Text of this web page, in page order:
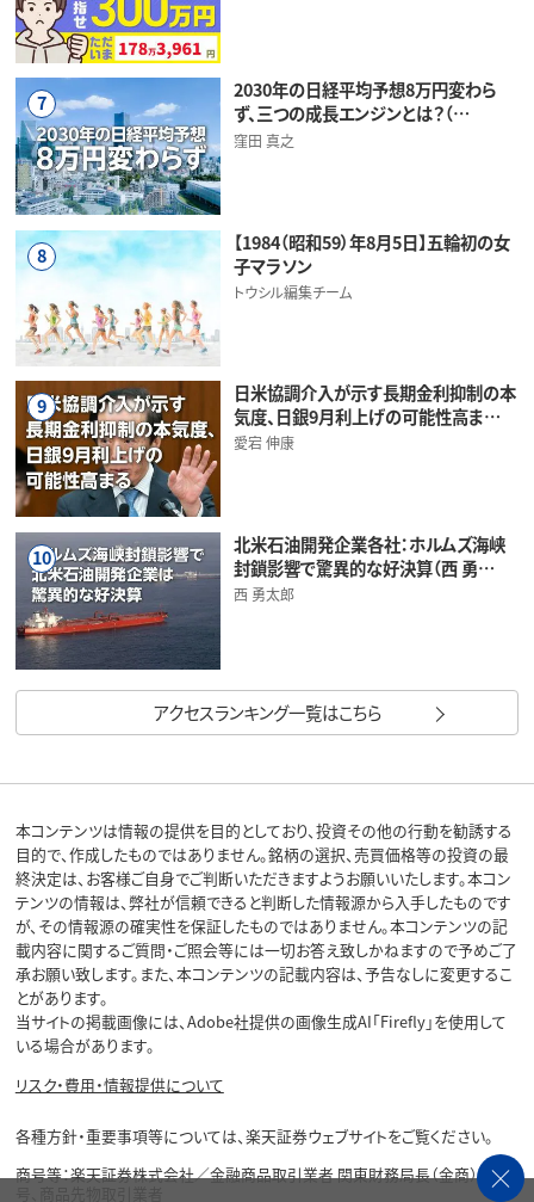
7
2030年の日経平均予想8万円変わら
ず、三つの成長エンジンとは？（…
窪田 真之
8
【1984（昭和59）年8月5日】五輪初の女
子マラソン
トウシル編集チーム
9
日米協調介入が示す長期金利抑制の本
気度、日銀9月利上げの可能性高ま…
愛宕 伸康
10
北米石油開発企業各社：ホルムズ海峡
封鎖影響で驚異的な好決算（西 勇…
西 勇太郎
アクセスランキング一覧はこちら
本コンテンツは情報の提供を目的としており、投資その他の行動を勧誘する
目的で、作成したものではありません。銘柄の選択、売買価格等の投資の最
終決定は、お客様ご自身でご判断いただきますようお願いいたします。本コン
テンツの情報は、弊社が信頼できると判断した情報源から入手したものです
が、その情報源の確実性を保証したものではありません。本コンテンツの記
載内容に関するご質問・ご照会等には一切お答え致しかねますので予めご了
承お願い致します。また、本コンテンツの記載内容は、予告なしに変更するこ
とがあります。
当サイトの掲載画像には、Adobe社提供の画像生成AI「Firefly」を使用して
いる場合があります。
リスク・費用・情報提供について
各種方針・重要事項等については、楽天証券ウェブサイトをご覧ください。
商号等：楽天証券株式会社／金融商品取引業者 関東財務局長（金商）第195